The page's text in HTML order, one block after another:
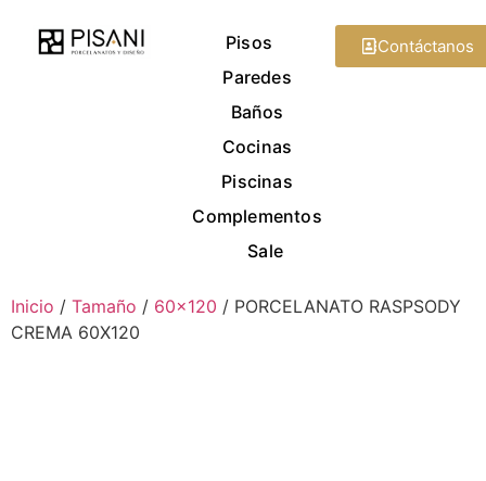
Pisos
Paredes
Baños
Cocinas
Piscinas
Complementos
Sale
Contáctanos
Inicio / Tamaño / 60x120 / PORCELANATO RASPSODY
CREMA 60X120